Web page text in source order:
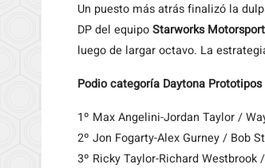
Un puesto más atrás finalizó la
DP del equipoStarworks
luego de largar octavo. La
Podio categoría Daytona Prototipos
1º Max Angelini-Jordan Taylor /
2º Jon Fogarty-Alex Gurney / Bob
3º Ricky Taylor-Richard